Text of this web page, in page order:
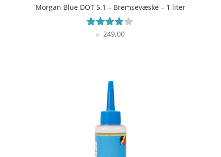
Morgan Blue DOT 5.1 – Bremsevæske – 1 liter
Vurderet
kr.249,00